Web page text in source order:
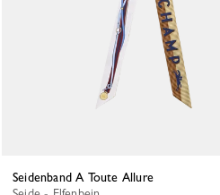
Seidenband A Toute Allure